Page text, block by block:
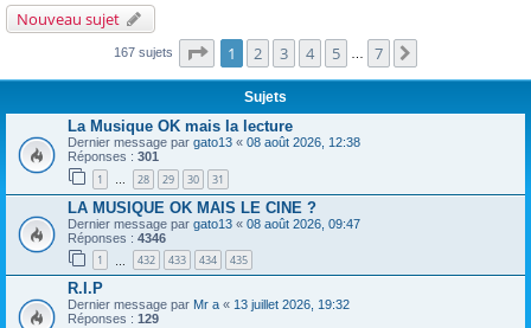
Nouveau sujet
167 sujets Page sur7
1 2 3 4 5 7
Sujets
La Musique OK mais la lecture
Dernier message par gato13 « 08 août 2026, 12:38
Réponses : 301
1 … 28 29 30 31
LA MUSIQUE OK MAIS LE CINE ?
Dernier message par gato13 « 08 août 2026, 09:47
Réponses : 4346
1 432 433 434 435
R.I.P
Dernier message par Mr a « 13 juillet 2026, 19:32
Réponses : 129